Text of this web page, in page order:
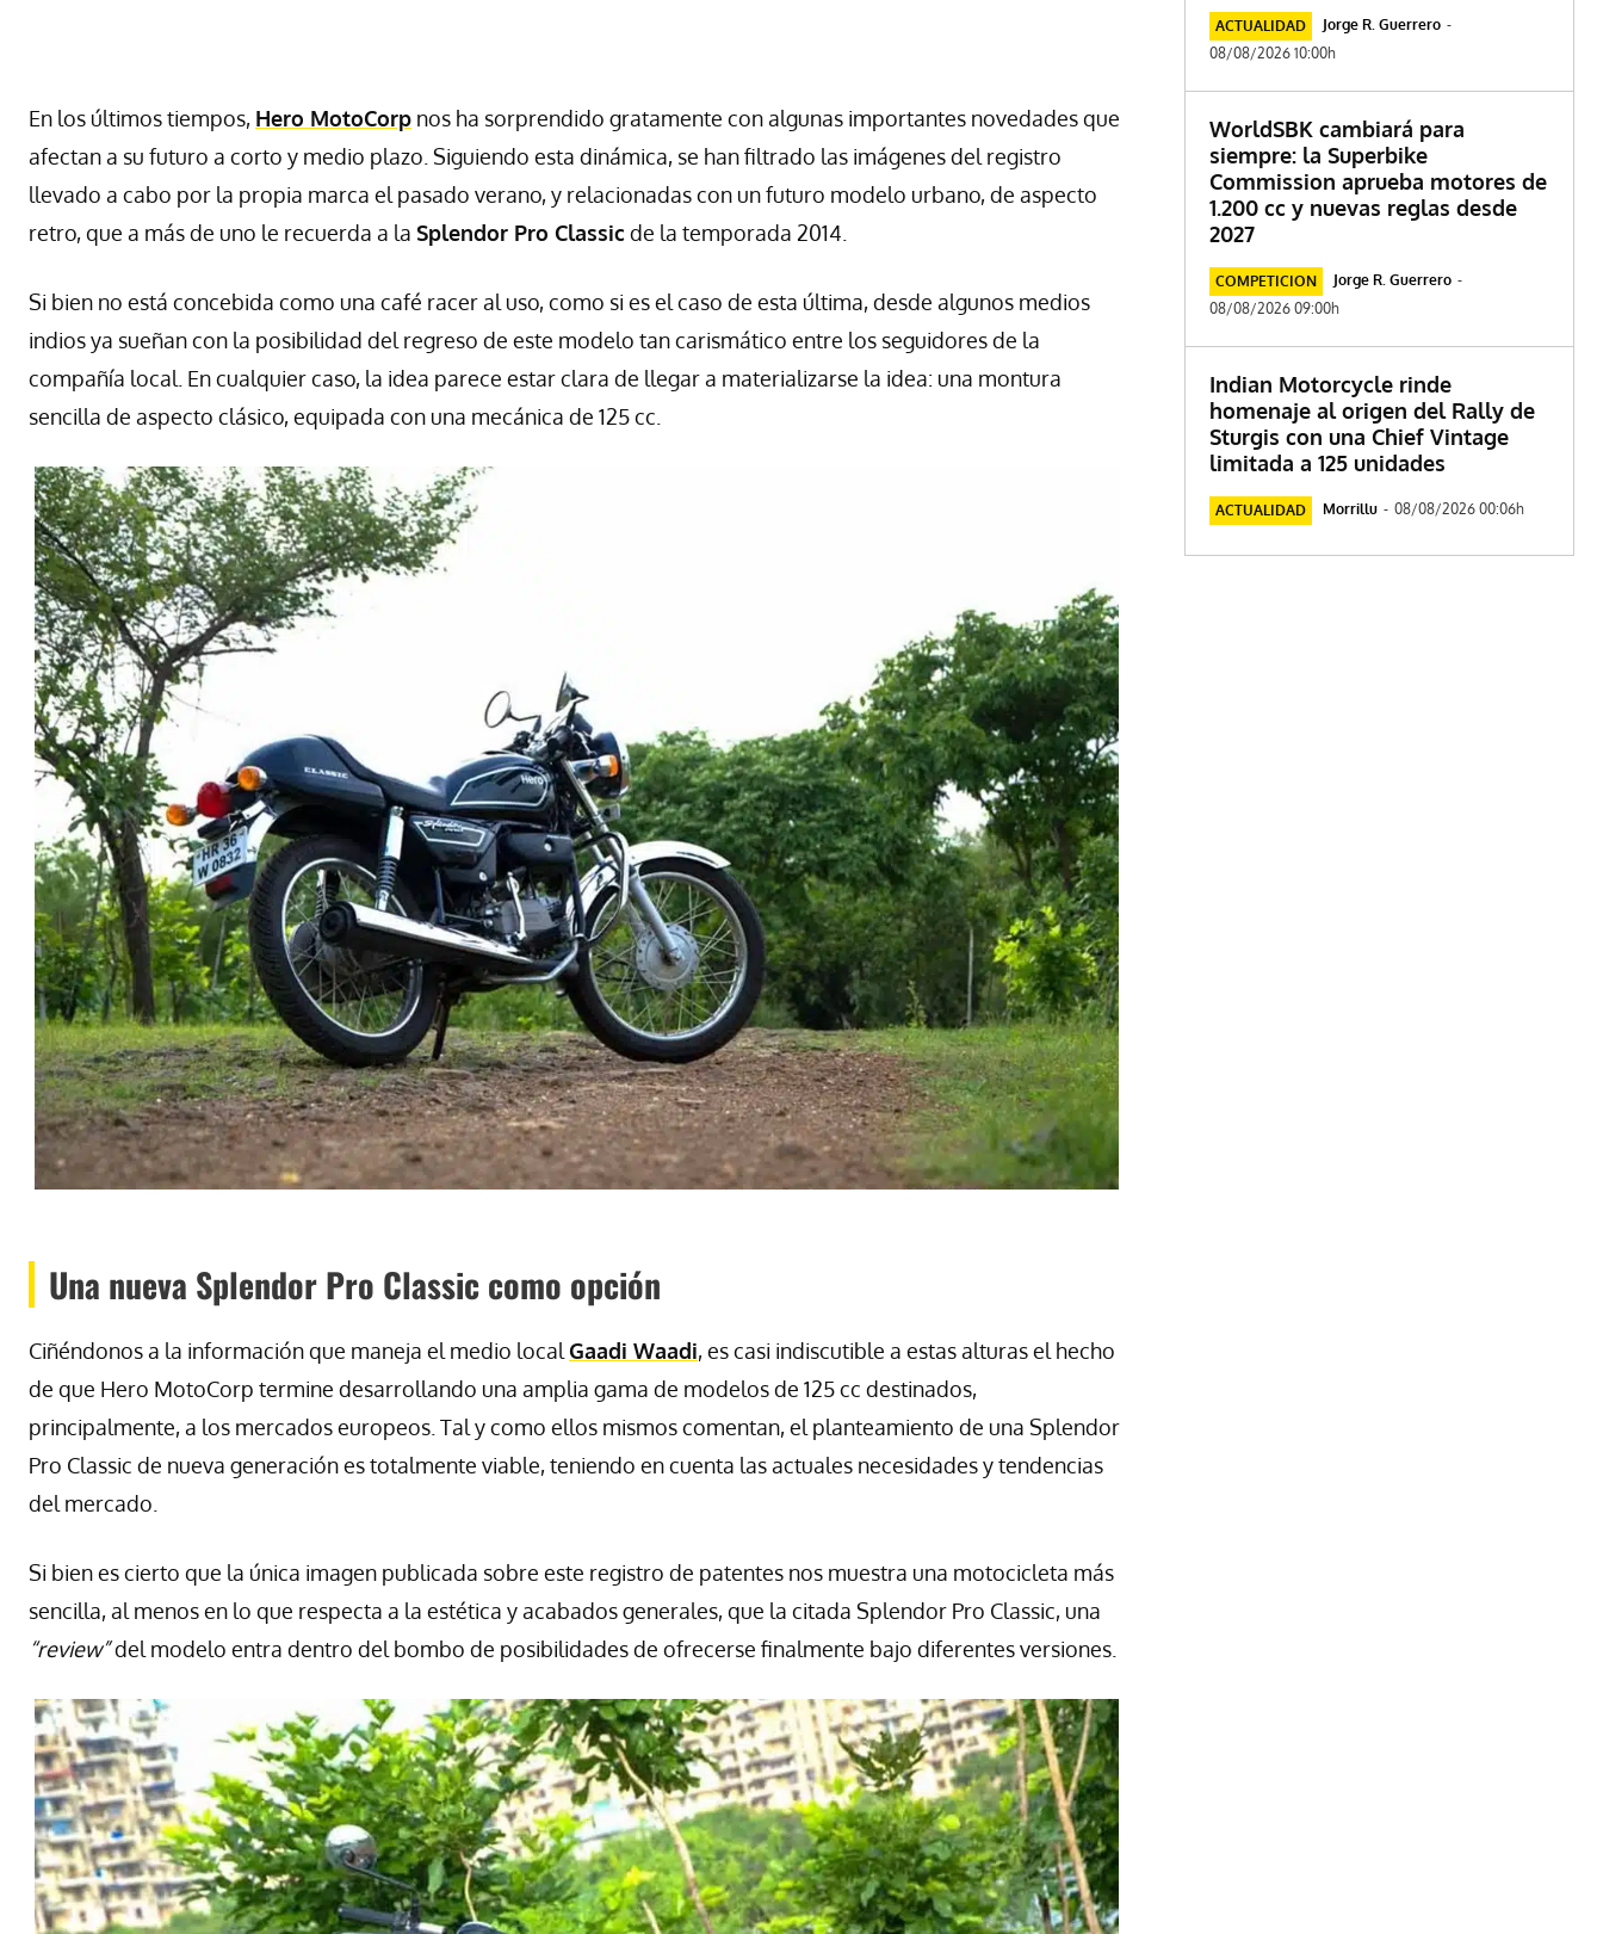
En los últimos tiempos, Hero MotoCorp nos ha sorprendido gratamente con algunas importantes novedades que
afectan a su futuro a corto y medio plazo. Siguiendo esta dinámica, se han filtrado las imágenes del registro
llevado a cabo por la propia marca el pasado verano, y relacionadas con un futuro modelo urbano, de aspecto
retro, que a más de uno le recuerda a la Splendor Pro Classicde la temporada 2014.
Si bien no está concebida como una café racer al uso, como si es el caso de esta última, desde algunos medios
indios ya sueñan con la posibilidad del regreso de este modelo tan carismático entre los seguidores de la
compañía local. En cualquier caso, la idea parece estar clara de llegar a materializarse la idea: una montura
sencilla de aspecto clásico, equipada con una mecánica de 125 cc.
Una nueva Splendor Pro Classic como opción
Ciñéndonos a la información que maneja el medio local Gaadi Waadi, es casi indiscutible a estas alturas el hecho
de que Hero MotoCorp termine desarrollando una amplia gama de modelos de 125 cc destinados,
principalmente, a los mercados europeos. Tal y como ellos mismos comentan, el planteamiento de una Splendor
Pro Classic de nueva generación es totalmente viable, teniendo en cuenta las actuales necesidades y tendencias
del mercado.
Si bien es cierto que la única imagen publicada sobre este registro de patentes nos muestra una motocicleta más
sencilla, al menos en lo que respecta a la estética y acabados generales, que la citada Splendor Pro Classic, una
“review”del modelo entra dentro del bombo de posibilidades de ofrecerse finalmente bajo diferentes versiones.
ACTUALIDAD Jorge R. Guerrero -
08/08/2026 10:00h
WorldSBK cambiará para
siempre: la Superbike
Commission aprueba motores de
1.200 cc y nuevas reglas desde
2027
COMPETICION Jorge R. Guerrero -
08/08/2026 09:00h
Indian Motorcycle rinde
homenaje al origen del Rally de
Sturgis con una Chief Vintage
limitada a 125 unidades
ACTUALIDAD Morrillu - 08/08/2026 00:06h